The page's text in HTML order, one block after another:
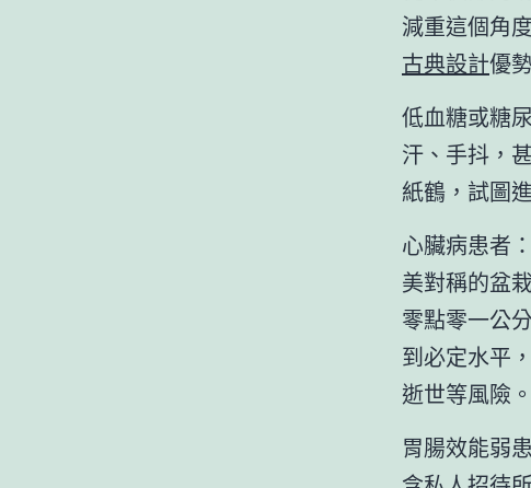
減重這個角
古典設計優
低血糖或糖
汗、手抖，
紙鶴，試圖
心臟病患者
美對稱的盆
零點零一公
到必定水平
逝世等風險。
胃腸效能弱